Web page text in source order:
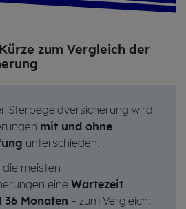
zum Ver­gleich der
Sterbegeldversicherung wird
mit und ohne
unterschieden.
meisten
eine Wartezeit
36 Monaten – zum Vergleich: